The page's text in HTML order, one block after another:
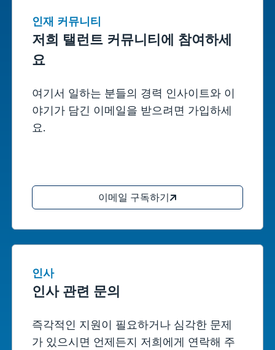
인재 커뮤니티
저희 탤런트 커뮤니티에 참여하세
요
여기서 일하는 분들의 경력 인사이트와 이
야기가 담긴 이메일을 받으려면 가입하세
요.
이메일 구독하기
인사
인사 관련 문의
즉각적인 지원이 필요하거나 심각한 문제
가 있으시면 언제든지 저희에게 연락해 주